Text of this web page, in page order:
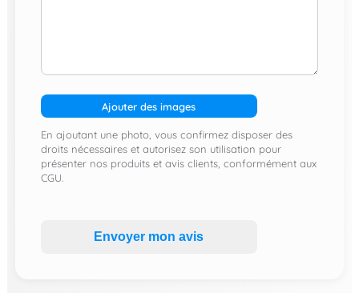
Ajouter des images
En ajoutant une photo, vous confirmez disposer des
droits nécessaires et autorisez son utilisation pour
présenter nos produits et avis clients, conformément aux
CGU.
Envoyer mon avis